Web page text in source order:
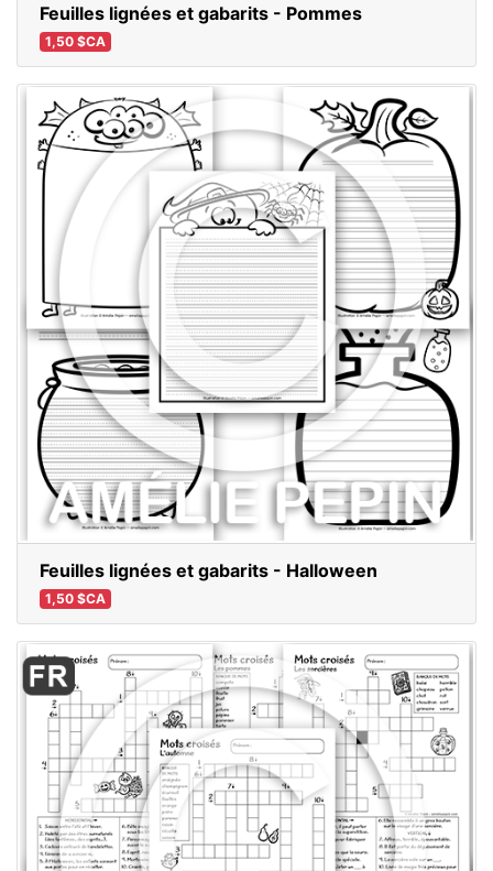
Feuilles lignées et gabarits - Pommes
1,50 $CA
Feuilles lignées et gabarits - Halloween
1,50 $CA